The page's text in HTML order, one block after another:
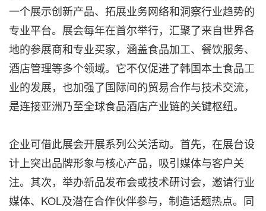
一个展示创新产品、拓展业务网络和洞察行业趋势的
专业平台。展会每年在首尔举行，汇聚了来自世界各
地的参展商和专业买家，涵盖食品加工、餐饮服务、
酒店管理等多个领域。它不仅促进了韩国本土食品工
业的发展，也加强了国际间的贸易合作与技术交流，
是连接亚洲乃至全球食品酒店产业链的关键枢纽。
企业可借此展会开展系列公关活动。首先，在展台设
计上突出品牌形象与核心产品，吸引媒体与客户关
注。其次，举办新品发布会或技术研讨会，邀请行业
媒体、KOL及潜在合作伙伴参与，制造话题热点。同